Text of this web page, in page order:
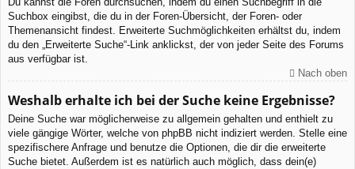
Suchbox eingibst, die du in der Foren-Übersicht, der Foren- oder
Themenansicht findest. Erweiterte Suchmöglichkeiten erhältst du, indem
du den „Erweiterte Suche“-Link anklickst, der von jeder Seite des Forums
aus verfügbar ist.
Nach oben
Weshalb erhalte ich bei der Suche keine Ergebnisse?
Deine Suche war möglicherweise zu allgemein gehalten und enthielt zu
viele gängige Wörter, welche von phpBB nicht indiziert werden. Stelle eine
spezifischere Anfrage und benutze die Optionen, die dir die erweiterte
Suche bietet. Außerdem ist es natürlich auch möglich, dass dein(e)